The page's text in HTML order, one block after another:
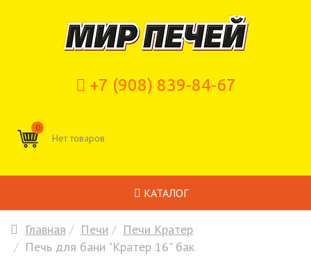
+7 (908) 839-84-67
0
КАТАЛОГ
Главная Печи
Печи Кратер
Печь для бани "Кратер 16" бак